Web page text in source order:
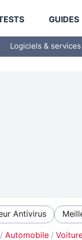
GUIDES
Logiciels & services
Antivirus
Automobile